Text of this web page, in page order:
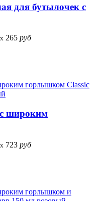
для бутылочек с
x 265 руб
широким
x 723 руб